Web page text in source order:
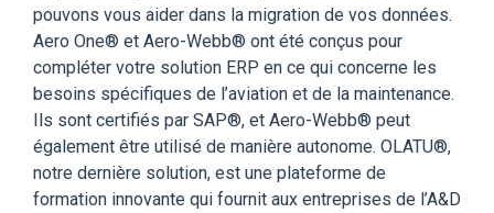
pouvons vous aider dans la migration de vos données.
Aero One® et Aero-Webb® ont été conçus pour
compléter votre solution ERP en ce qui concerne les
besoins spécifiques de l’aviation et de la maintenance.
Ils sont certifiés par SAP®, et Aero-Webb® peut
également être utilisé de manière autonome. OLATU®,
notre dernière solution, est une plateforme de
formation innovante qui fournit aux entreprises de l’A&D